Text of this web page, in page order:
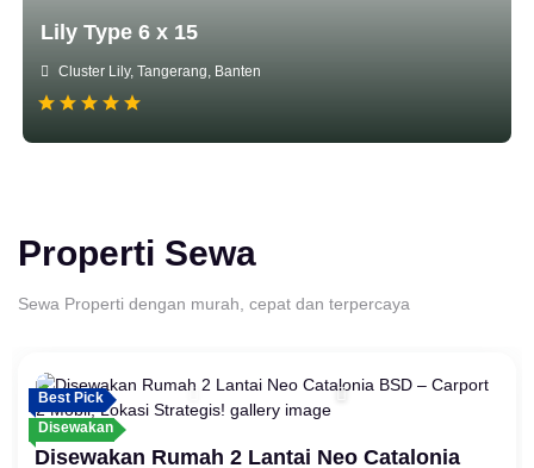
Lily Type 6 x 15
Cluster Lily, Tangerang, Banten
Properti Sewa
Sewa Properti dengan murah, cepat dan terpercaya
Best Pick
Disewakan
Disewakan Rumah 2 Lantai Neo Catalonia